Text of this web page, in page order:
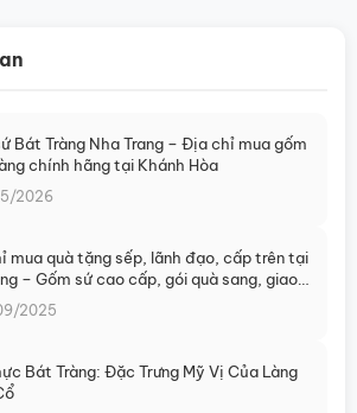
Bát Tràng Nha Trang – Địa chỉ mua gốm
chính hãng tại Khánh Hòa
2026
mua quà tặng sếp, lãnh đạo, cấp trên tại
– Gốm sứ cao cấp, gói quà sang, giao
2025
Bát Tràng: Đặc Trưng Mỹ Vị Của Làng